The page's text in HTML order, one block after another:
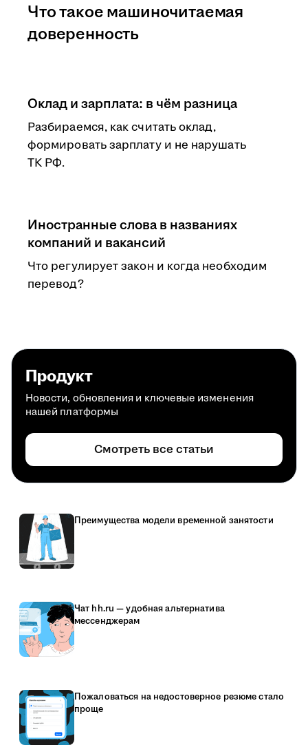
Оклад и зарплата: в чём разница
Разбираемся, как считать оклад,
формировать зарплату и не нарушать
ТК РФ.
Иностранные слова в названиях
компаний и вакансий
Что регулирует закон и когда необходим
перевод?
Что такое машиночитаемая
доверенность
Продукт
Новости, обновления и ключевые изменения
нашей платформы
Смотреть все статьи
Преимущества модели временной занятости
Чат hh.ru — удобная альтернатива
мессенджерам
Пожаловаться на недостоверное резюме стало
проще